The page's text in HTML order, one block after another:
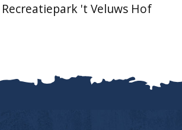
't Veluws Hof